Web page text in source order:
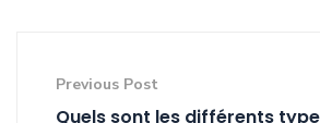
Previous Post
Quels sont les différents